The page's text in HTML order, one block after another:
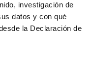
investigación de
datos y con qué
la Declaración de